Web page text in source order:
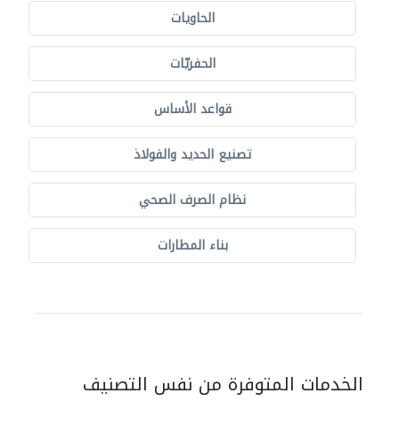
الحاويات
الحفريّات
قواعد الأساس
تصنيع الحديد والفولاذ
نظام الصرف الصحي
بناء المطارات
الخدمات المتوفرة من نفس التصنيف